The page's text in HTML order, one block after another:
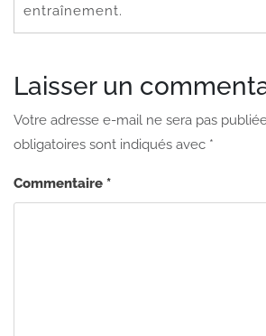
entraînement.
Laisser un
Votre adresse e-mail ne sera pas
obligatoires sont indiqués avec *
Commentaire *